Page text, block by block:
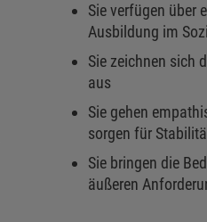
Sie verfügen über
Ausbildung im
Sie zeichnen sich
aus
Sie gehen
sorgen für
Sie bringen die
äußeren